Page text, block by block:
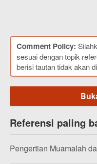
Comment Policy:
sesuai dengan topik
berisi tautan tidak akan
Referensi paling
Pengertian Muamalah